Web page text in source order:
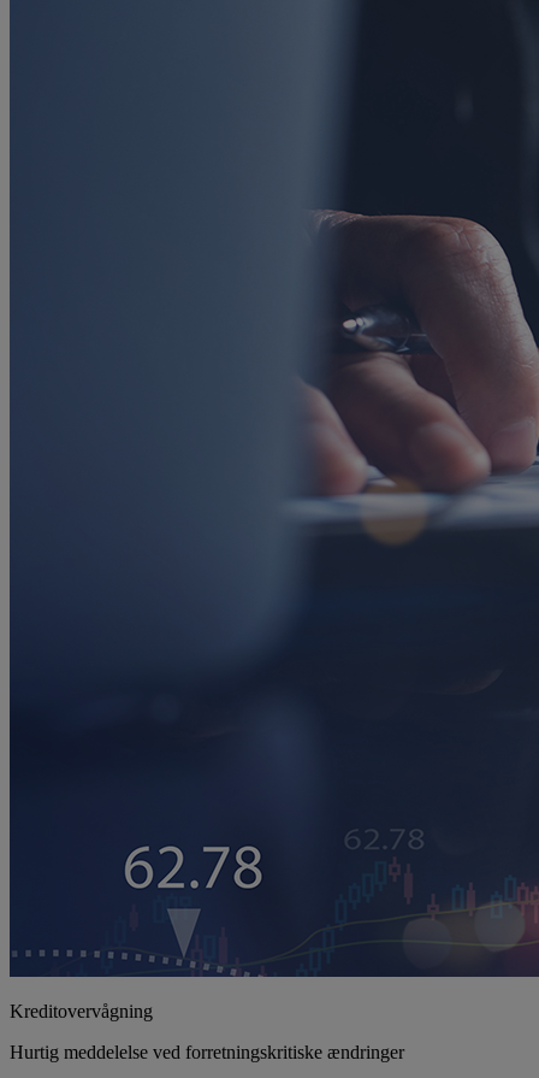
Kreditovervågning
Hurtig meddelelse ved forretningskritiske ændringer